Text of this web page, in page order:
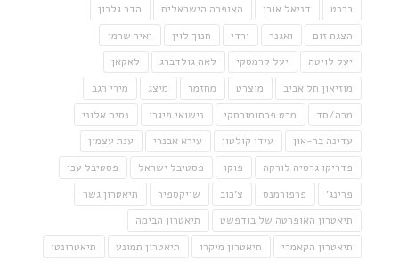
ברכט
דניאל אורן האופרה הישראלית
הדר גלרון
הצגת זום
ואגנר ורדי חנוך לוין
יאיר שרמן
יעל לויטה
יעל קרמסקי לאה גולדברג
לאקאן
מוזיאון תל אביב
מוצרט מחזמר מיצג
מירי רגב
מרה/סד
מרט פרחומובסקי נישואי פיגרו
נסים אלוני
עדינה בר-און
עידו קולטון עירא אבנרי
ענת עצמון
פדריקו גרסיה לורקה
פוקו פסטיבל ישראל
פסטיבל עכו
פרינג'
פרפורמנס צ'כוב שייקספיר
תיאטרון גשר
תיאטרון האופרטה של בודפשט
תיאטרון הבימה
תיאטרון הקאמרי
תיאטרון מיקרו תיאטרון תמונע תיאטרונטו